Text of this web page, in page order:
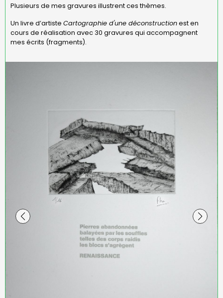
Plusieurs de mes gravures illustrent ces thèmes.
Un livre d’artiste Cartographie d'une déconstructionest en
cours de réalisation avec 30 gravures qui accompagnent
mes écrits (fragments).
Pierre blanche